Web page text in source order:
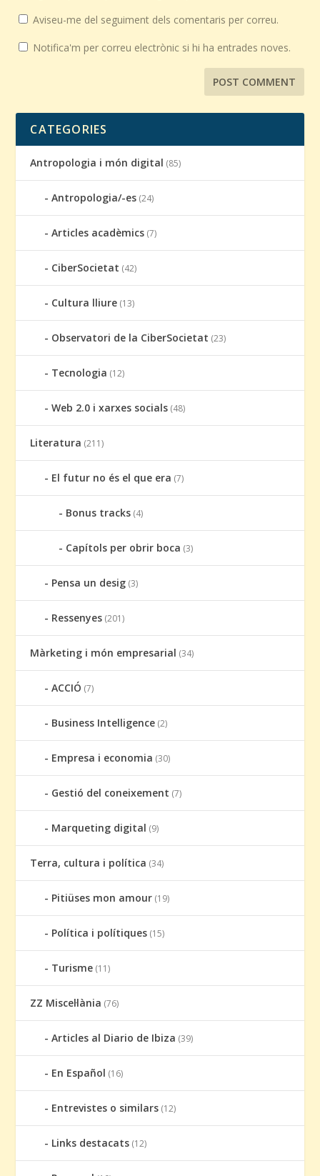
Aviseu-me del seguiment dels comentaris per correu.
Notifica'm per correu electrònic si hi ha entrades noves.
CATEGORIES
Antropologia i món digital (85)
Antropologia/-es (24)
Articles acadèmics (7)
CiberSocietat (42)
Cultura lliure (13)
Observatori de la CiberSocietat (23)
Tecnologia (12)
Web 2.0 i xarxes socials (48)
Literatura (211)
El futur no és el que era (7)
Bonus tracks (4)
Capítols per obrir boca (3)
Pensa un desig (3)
Ressenyes (201)
Màrketing i món empresarial (34)
ACCIÓ (7)
Business Intelligence (2)
Empresa i economia (30)
Gestió del coneixement (7)
Marqueting digital (9)
Terra, cultura i política (34)
Pitiüses mon amour (19)
Política i polítiques (15)
Turisme (11)
ZZ Miscel·lània (76)
Articles al Diario de Ibiza (39)
En Español (16)
Entrevistes o similars (12)
Links destacats (12)